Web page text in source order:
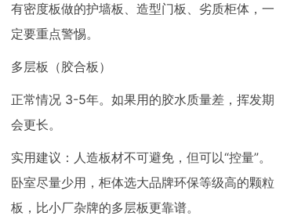
有密度板做的护墙板、造型门板、劣质柜体，一
定要重点警惕。
多层板（胶合板）
正常情况 3-5年。如果用的胶水质量差，挥发期
会更长。
实用建议：人造板材不可避免，但可以“控量”。
卧室尽量少用，柜体选大品牌环保等级高的颗粒
板，比小厂杂牌的多层板更靠谱。